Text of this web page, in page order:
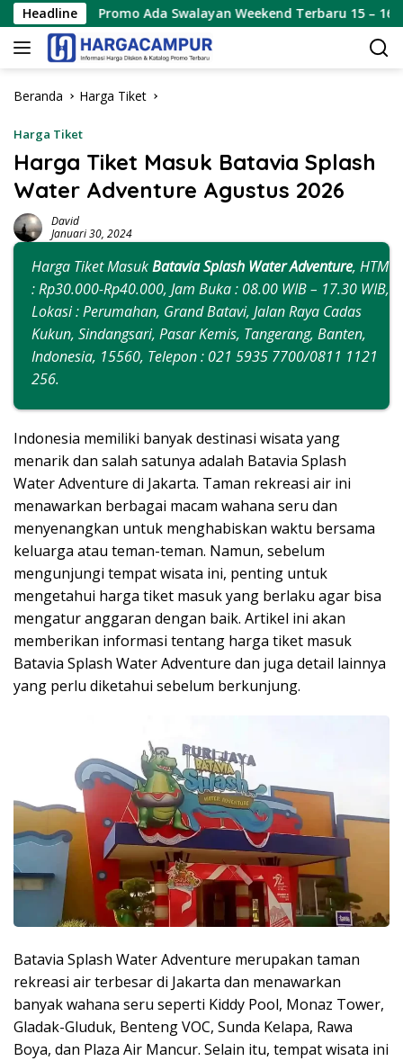
Langsung
ke
konten
Headline
Ada Swalayan Weekend Terbaru 15 – 16 Agustus 2026
Beranda Harga Tiket
Harga Tiket
Harga Tiket Masuk Batavia Splash
Water Adventure Agustus 2026
David
Januari 30, 2024
Harga Tiket MasukBatavia Splash Water Adventure, HTM
: Rp30.000-Rp40.000, Jam Buka : 08.00 WIB – 17.30 WIB,
Lokasi : Perumahan, Grand Batavi, Jalan Raya Cadas
Kukun, Sindangsari, Pasar Kemis, Tangerang, Banten,
Indonesia, 15560, Telepon : 021 5935 7700/0811 1121
256.
Indonesia memiliki banyak destinasi wisata yang
menarik dan salah satunya adalah Batavia Splash
Water Adventure di Jakarta. Taman rekreasi air ini
menawarkan berbagai macam wahana seru dan
menyenangkan untuk menghabiskan waktu bersama
keluarga atau teman-teman. Namun, sebelum
mengunjungi tempat wisata ini, penting untuk
mengetahui harga tiket masuk yang berlaku agar bisa
mengatur anggaran dengan baik. Artikel ini akan
memberikan informasi tentang harga tiket masuk
Batavia Splash Water Adventure dan juga detail lainnya
yang perlu diketahui sebelum berkunjung.
Batavia Splash Water Adventure merupakan taman
rekreasi air terbesar di Jakarta dan menawarkan
banyak wahana seru seperti Kiddy Pool, Monaz Tower,
Gladak-Gluduk, Benteng VOC, Sunda Kelapa, Rawa
Boya, dan Plaza Air Mancur. Selain itu, tempat wisata ini